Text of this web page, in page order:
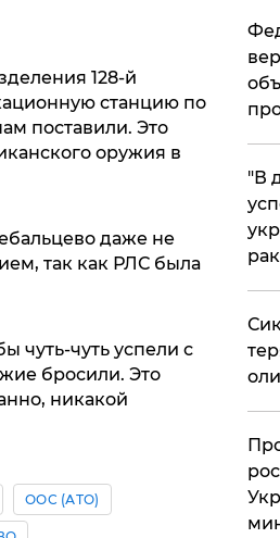
128-й
станцию по
поставили. Это
оружия в
даже не
так как РЛС была
чуть-чуть успели с
бросили. Это
никакой
ООС (АТО)
​"В